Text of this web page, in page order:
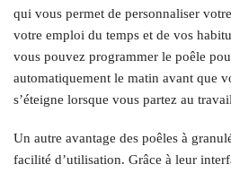
qui vous permet de personnaliser
votre emploi du temps et de vos
vous pouvez programmer le poêle
automatiquement le matin avant que
s’éteigne lorsque vous partez au
Un autre avantage des poêles à
facilité d’utilisation. Grâce à leur